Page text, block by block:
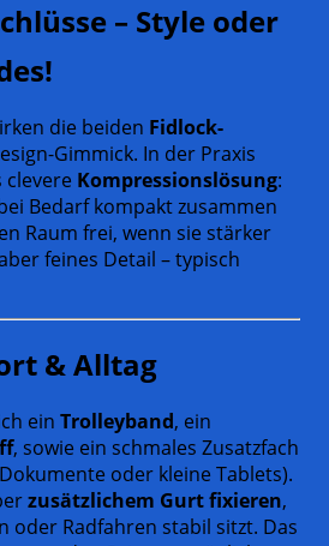
– Style oder
die beiden Fidlock-
Gimmick. In der Praxis
clevere Kompressionslösung:
Bedarf kompakt zusammen
Raum frei, wenn sie stärker
feines Detail – typisch
& Alltag
ein Trolleyband, ein
, sowie ein schmales Zusatzfach
oder kleine Tablets).
zusätzlichem Gurt fixieren,
oder Radfahren stabil sitzt. Das